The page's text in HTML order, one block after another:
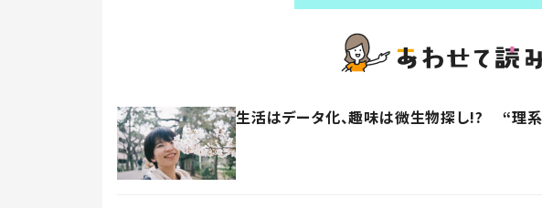
生活はデータ化、趣味は微生物探し!? “理